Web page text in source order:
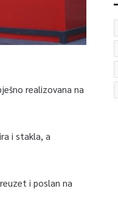
realizovana na
i stakla, a
i poslan na